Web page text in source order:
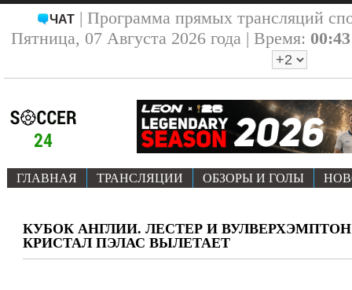
ЧАТ| Программа прямых трансляций
Пятница, 07 Августа 2026 года | Время: 00:43
ГЛАВНАЯ ТРАНСЛЯЦИИ ОБЗОРЫ И ГОЛЫ
КУБОК АНГЛИИ. ЛЕСТЕР И
КРИСТАЛ ПЭЛАС ВЫЛЕТАЕТ